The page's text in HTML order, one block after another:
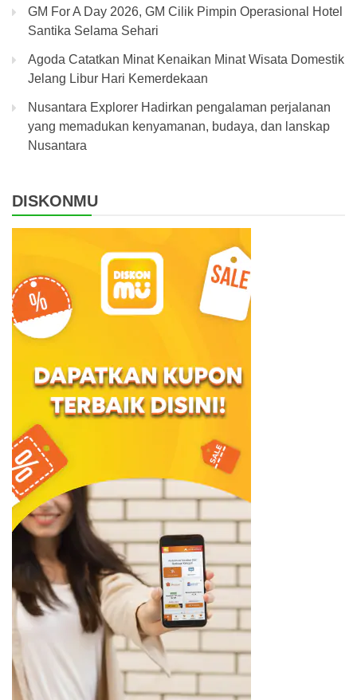
GM For A Day 2026, GM Cilik Pimpin Operasional Hotel
Santika Selama Sehari
Agoda Catatkan Minat Kenaikan Minat Wisata Domestik
Jelang Libur Hari Kemerdekaan
Nusantara Explorer Hadirkan pengalaman perjalanan
yang memadukan kenyamanan, budaya, dan lanskap
Nusantara
DISKONMU